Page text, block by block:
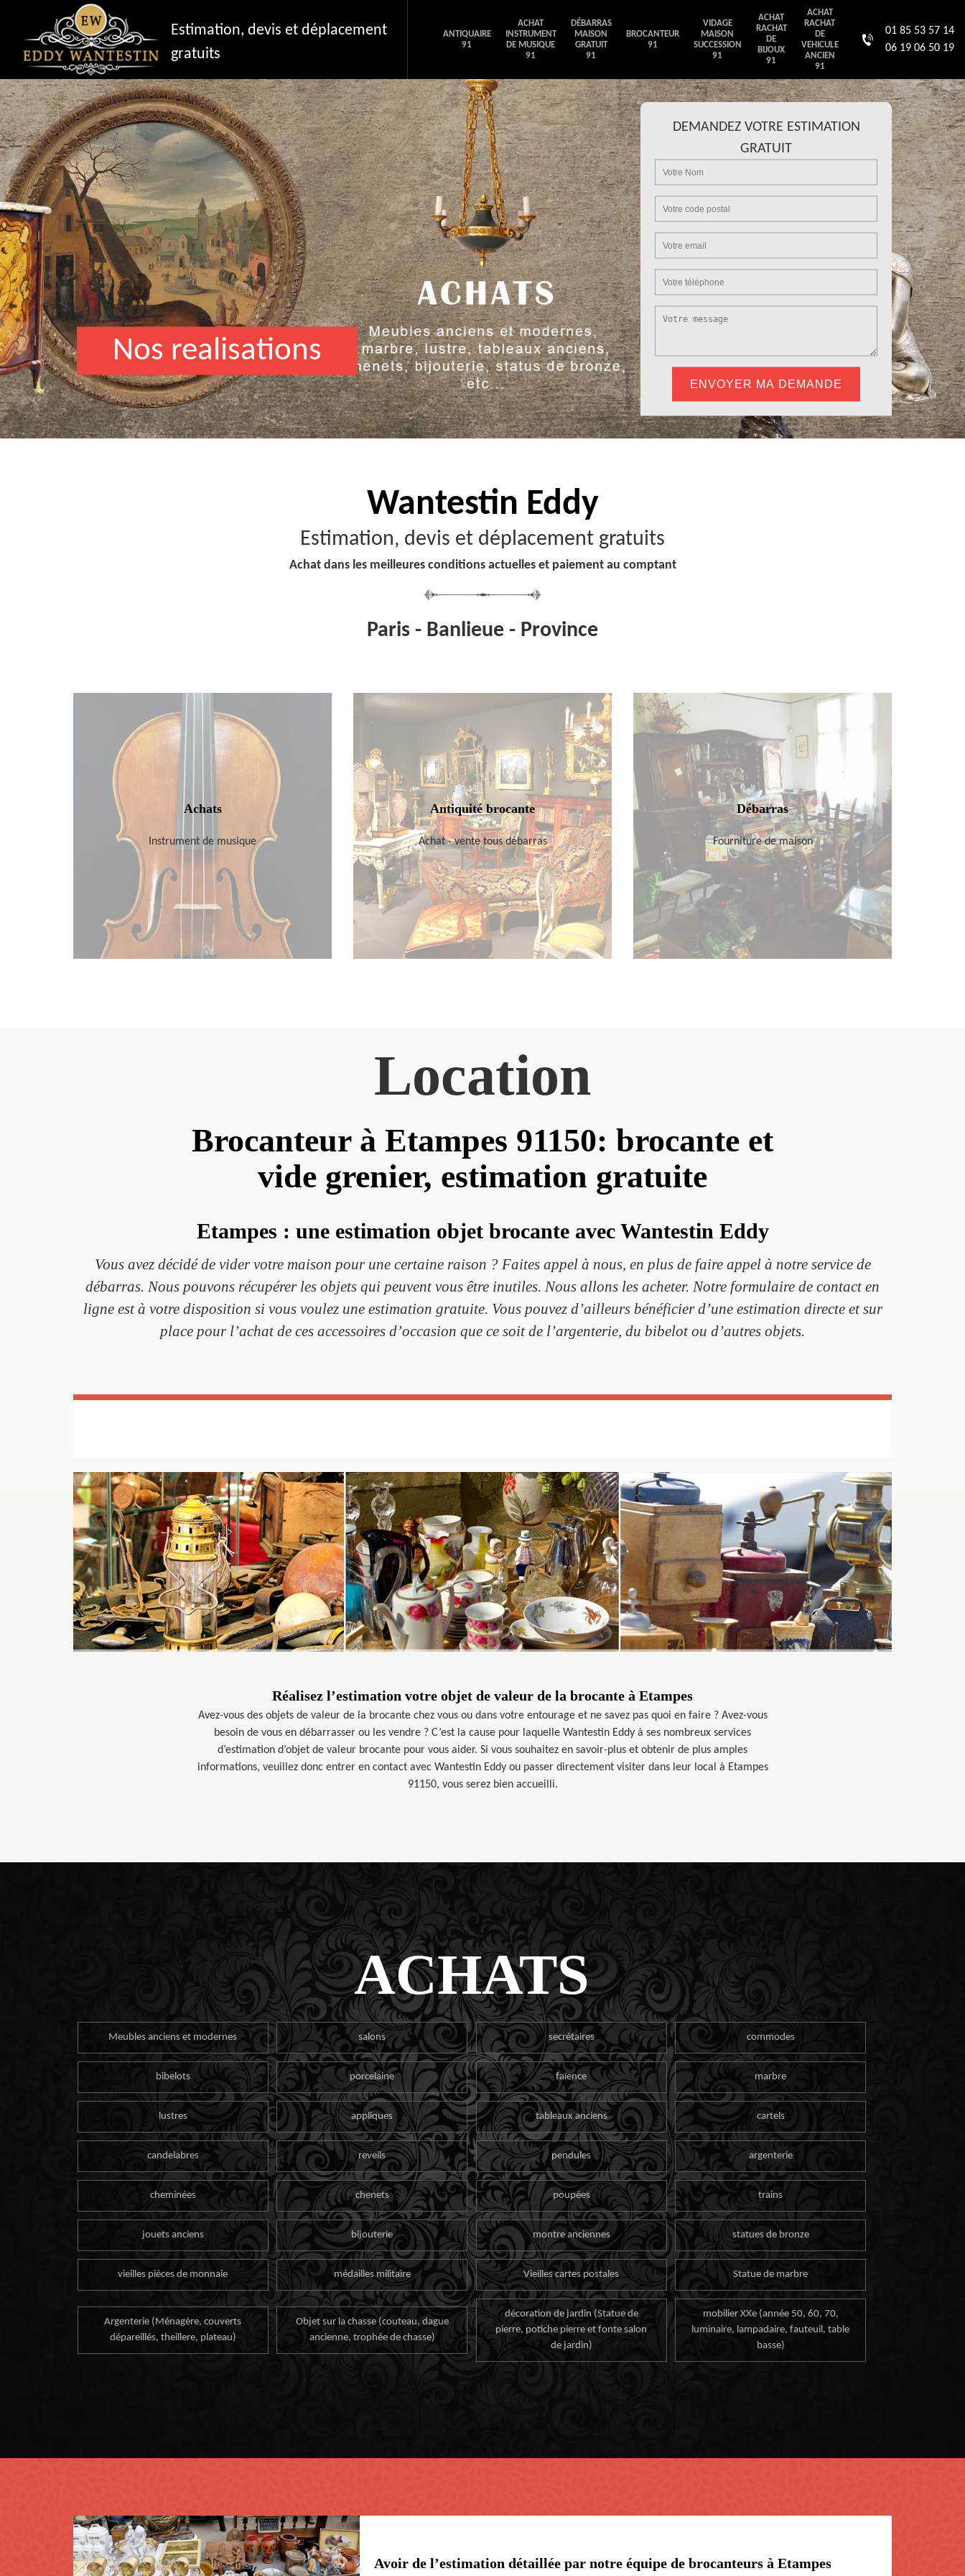
Estimation, devis et déplacement
gratuits
ANTIQUAIRE
91
ACHAT
INSTRUMENT
DE MUSIQUE
91
DÉBARRAS
MAISON
GRATUIT
91
BROCANTEUR
91
VIDAGE
MAISON
SUCCESSION
91
ACHAT
RACHAT
DE
BIJOUX
91
ACHAT
RACHAT
DE
VEHICULE
ANCIEN
91
01 85 53 57 14
06 19 06 50 19
Nos realisations
DEMANDEZ VOTRE ESTIMATION
GRATUIT
Wantestin Eddy
Estimation, devis et déplacement gratuits
Achat dans les meilleures conditions actuelles et paiement au comptant
Paris - Banlieue - Province
Achats
Instrument de musique
Antiquité brocante
Achat - vente tous débarras
Débarras
Fourniture de maison
Brocanteur à Etampes 91150: brocante et
vide grenier, estimation gratuite
Location
Etampes : une estimation objet brocante avec Wantestin Eddy
Vous avez décidé de vider votre maison pour une certaine raison ? Faites appel à nous, en plus de faire appel à notre service de
débarras. Nous pouvons récupérer les objets qui peuvent vous être inutiles. Nous allons les acheter. Notre formulaire de contact en
ligne est à votre disposition si vous voulez une estimation gratuite. Vous pouvez d’ailleurs bénéficier d’une estimation directe et sur
place pour l’achat de ces accessoires d’occasion que ce soit de l’argenterie, du bibelot ou d’autres objets.
Réalisez l’estimation votre objet de valeur de la brocante à Etampes
Avez-vous des objets de valeur de la brocante chez vous ou dans votre entourage et ne savez pas quoi en faire ? Avez-vous
besoin de vous en débarrasser ou les vendre ? C’est la cause pour laquelle Wantestin Eddy à ses nombreux services
d’estimation d’objet de valeur brocante pour vous aider. Si vous souhaitez en savoir-plus et obtenir de plus amples
informations, veuillez donc entrer en contact avec Wantestin Eddy ou passer directement visiter dans leur local à Etampes
91150, vous serez bien accueilli.
ACHATS
Meubles anciens et modernes salons secrétaires commodes
bibelots porcelaine faïence marbre
lustres appliques tableaux anciens cartels
candelabres reveils pendules argenterie
cheminées chenets poupées trains
jouets anciens bijouterie montre anciennes statues de bronze
vieilles pièces de monnaie médailles militaire Vieilles cartes postales Statue de marbre
Argenterie (Ménagère, couverts
dépareillés, theillere, plateau)
Objet sur la chasse (couteau, dague
ancienne, trophée de chasse)
décoration de jardin (Statue de
pierre, potiche pierre et fonte salon
de jardin)
mobilier XXe (année 50, 60, 70,
luminaire, lampadaire, fauteuil, table
basse)
Avoir de l’estimation détaillée par notre équipe de brocanteurs à Etampes